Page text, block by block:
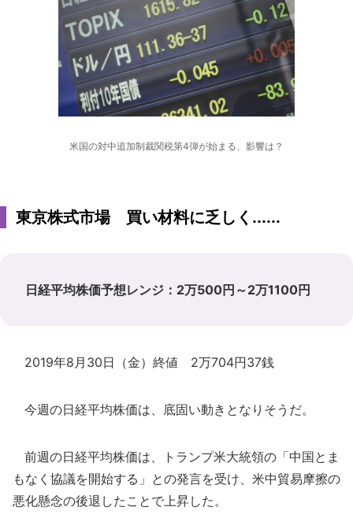
米国の対中追加制裁関税第4弾が始まる、影響は？
東京株式市場 買い材料に乏しく......
日経平均株価予想レンジ：2万500円～2万1100円
2019年8月30日（金）終値 2万704円37銭
今週の日経平均株価は、底固い動きとなりそうだ。
前週の日経平均株価は、トランプ米大統領の「中国とま
もなく協議を開始する」との発言を受け、米中貿易摩擦の
悪化懸念の後退したことで上昇した。